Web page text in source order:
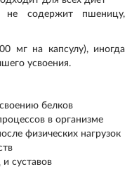
не содержит пшеницу,
мг на капсулу), иногда
усвоения.
белков
в организме
физических нагрузок
суставов